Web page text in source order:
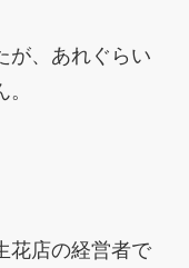
が、あれぐらい
花店の経営者で